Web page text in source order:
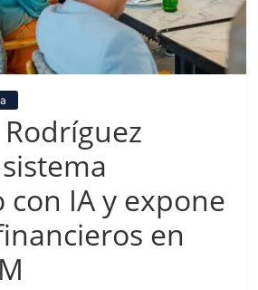
Rodríguez
IA y expone
en